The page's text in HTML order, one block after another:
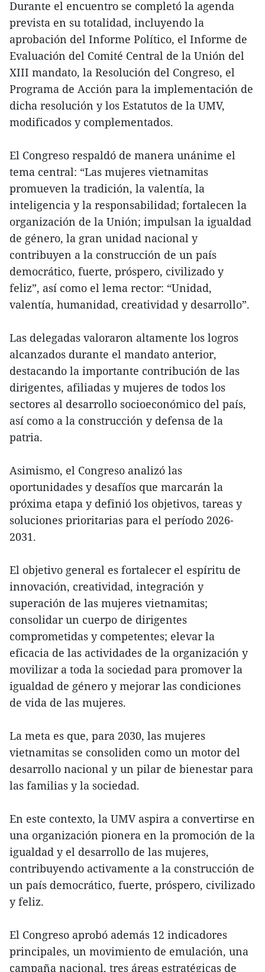
Durante el encuentro se completó la agenda
prevista en su totalidad, incluyendo la
aprobación del Informe Político, el Informe de
Evaluación del Comité Central de la Unión del
XIII mandato, la Resolución del Congreso, el
Programa de Acción para la implementación de
dicha resolución y los Estatutos de la UMV,
modificados y complementados.
El Congreso respaldó de manera unánime el
tema central: “Las mujeres vietnamitas
promueven la tradición, la valentía, la
inteligencia y la responsabilidad; fortalecen la
organización de la Unión; impulsan la igualdad
de género, la gran unidad nacional y
contribuyen a la construcción de un país
democrático, fuerte, próspero, civilizado y
feliz”, así como el lema rector: “Unidad,
valentía, humanidad, creatividad y desarrollo”.
Las delegadas valoraron altamente los logros
alcanzados durante el mandato anterior,
destacando la importante contribución de las
dirigentes, afiliadas y mujeres de todos los
sectores al desarrollo socioeconómico del país,
así como a la construcción y defensa de la
patria.
Asimismo, el Congreso analizó las
oportunidades y desafíos que marcarán la
próxima etapa y definió los objetivos, tareas y
soluciones prioritarias para el período 2026-
2031.
El objetivo general es fortalecer el espíritu de
innovación, creatividad, integración y
superación de las mujeres vietnamitas;
consolidar un cuerpo de dirigentes
comprometidas y competentes; elevar la
eficacia de las actividades de la organización y
movilizar a toda la sociedad para promover la
igualdad de género y mejorar las condiciones
de vida de las mujeres.
La meta es que, para 2030, las mujeres
vietnamitas se consoliden como un motor del
desarrollo nacional y un pilar de bienestar para
las familias y la sociedad.
En este contexto, la UMV aspira a convertirse en
una organización pionera en la promoción de la
igualdad y el desarrollo de las mujeres,
contribuyendo activamente a la construcción de
un país democrático, fuerte, próspero, civilizado
y feliz.
El Congreso aprobó además 12 indicadores
principales, un movimiento de emulación, una
campaña nacional, tres áreas estratégicas de